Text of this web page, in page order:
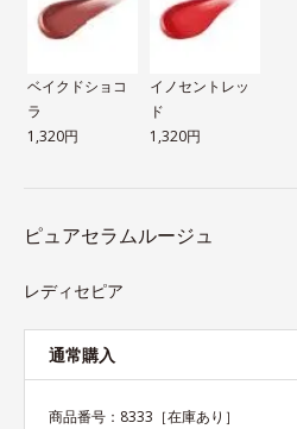
ベイクドショコ
ラ
1,320円
イノセントレッ
ド
1,320円
ピュアセラムルージュ
レディセピア
通常購入
商品番号： 8333 ［在庫あり］